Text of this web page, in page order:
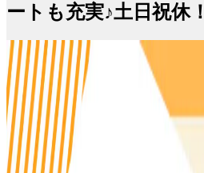
ートも充実♪土日祝休！